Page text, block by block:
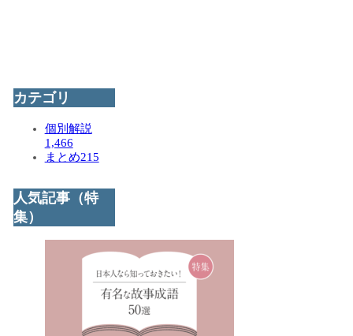
カテゴリ
個別解説
1,466
まとめ215
人気記事（特
集）